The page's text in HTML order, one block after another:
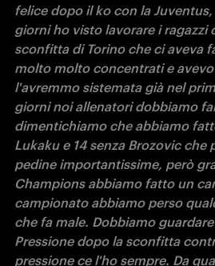
felice dopo il ko con la
giorni ho visto lavorare i ragazzi
sconfitta di Torino che ci aveva
molto molto concentrati e
l'avremmo sistemata già nel
giorni noi allenatori dobbiamo
dimentichiamo che abbiamo
Lukaku e 14 senza Brozovic che
pedine importantissime, però
Champions abbiamo fatto un
campionato abbiamo perso
che fa male. Dobbiamo
Pressione dopo la sconfitta
pressione ce l'ho sempre. Da